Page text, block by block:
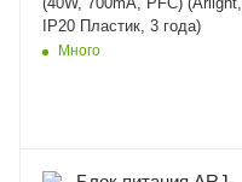
IP20 Пластик, 3 года)
Много